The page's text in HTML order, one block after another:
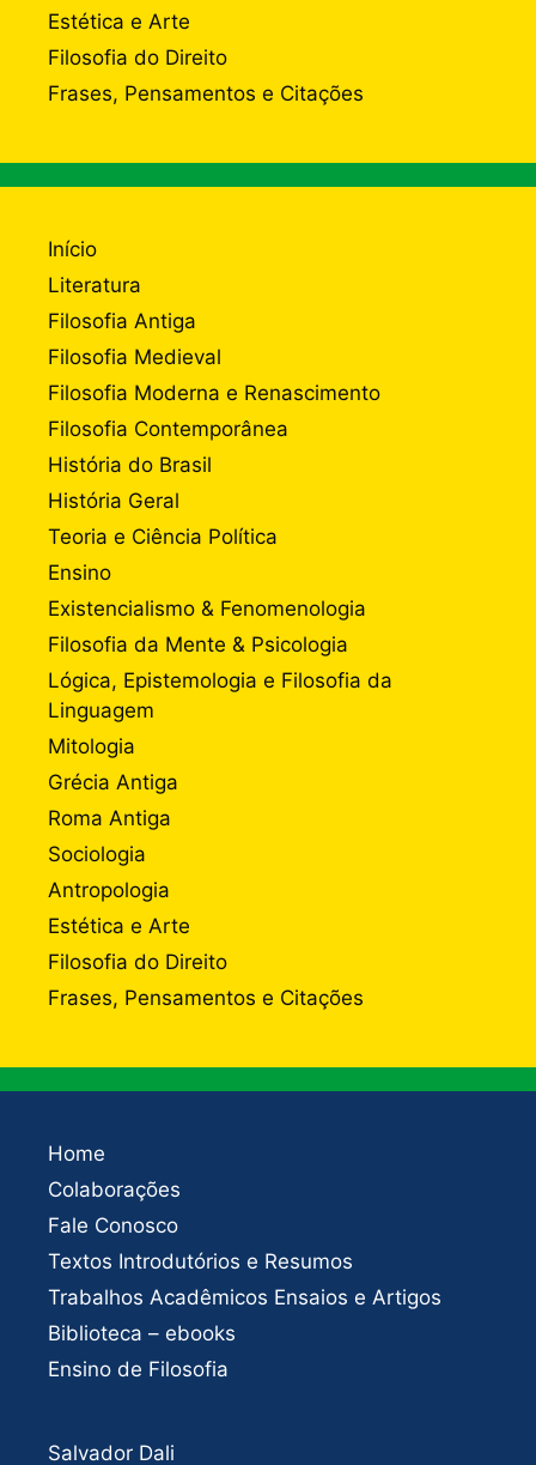
Estética e Arte
Filosofia do Direito
Frases, Pensamentos e Citações
Início
Literatura
Filosofia Antiga
Filosofia Medieval
Filosofia Moderna e Renascimento
Filosofia Contemporânea
História do Brasil
História Geral
Teoria e Ciência Política
Ensino
Existencialismo & Fenomenologia
Filosofia da Mente & Psicologia
Lógica, Epistemologia e Filosofia da
Linguagem
Mitologia
Grécia Antiga
Roma Antiga
Sociologia
Antropologia
Estética e Arte
Filosofia do Direito
Frases, Pensamentos e Citações
Home
Colaborações
Fale Conosco
Textos Introdutórios e Resumos
Trabalhos Acadêmicos Ensaios e Artigos
Biblioteca – ebooks
Ensino de Filosofia
Salvador Dali